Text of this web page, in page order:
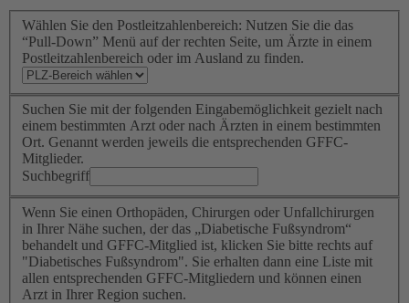
Wählen Sie den Postleitzahlenbereich: Nutzen Sie die das
“Pull-Down” Menü auf der rechten Seite, um Ärzte in einem
Postleitzahlenbereich oder im Ausland zu finden.
Suchen Sie mit der folgenden Eingabemöglichkeit gezielt nach
einem bestimmten Arzt oder nach Ärzten in einem bestimmten
Ort. Genannt werden jeweils die entsprechenden GFFC-
Mitglieder.
Suchbegriff
Wenn Sie einen Orthopäden, Chirurgen oder Unfallchirurgen
in Ihrer Nähe suchen, der das „Diabetische Fußsyndrom“
behandelt und GFFC-Mitglied ist, klicken Sie bitte rechts auf
"Diabetisches Fußsyndrom". Sie erhalten dann eine Liste mit
allen entsprechenden GFFC-Mitgliedern und können einen
Arzt in Ihrer Region suchen.